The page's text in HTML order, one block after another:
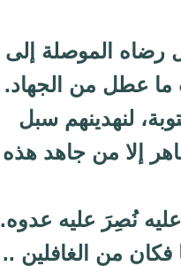
رضاه الموصلة إلى
ما عطل من الجهاد.
لنهدينهم سبل
إلا من جاهد هذه
نُصِرَ عليه عدوه.
من الغافلين ..